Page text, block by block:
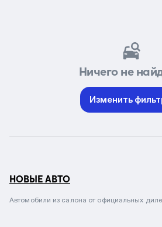
Ничего не
Изменить
НОВЫЕ АВТО
Автомобили из салона от официальных